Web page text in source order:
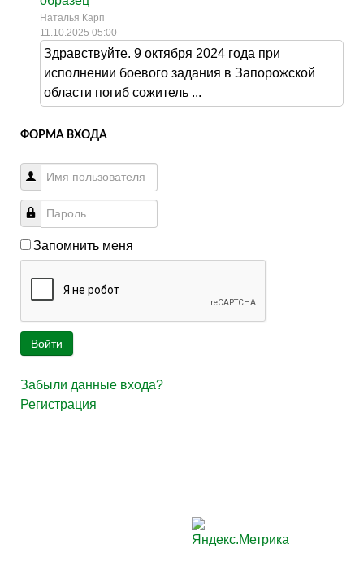
Наталья Карп
11.10.2025 05:00
Здравствуйте. 9 октября 2024 года при
исполнении боевого задания в Запорожской
области погиб сожитель ...
ФОРМА ВХОДА
Запомнить меня
Войти
Забыли данные входа?
Регистрация